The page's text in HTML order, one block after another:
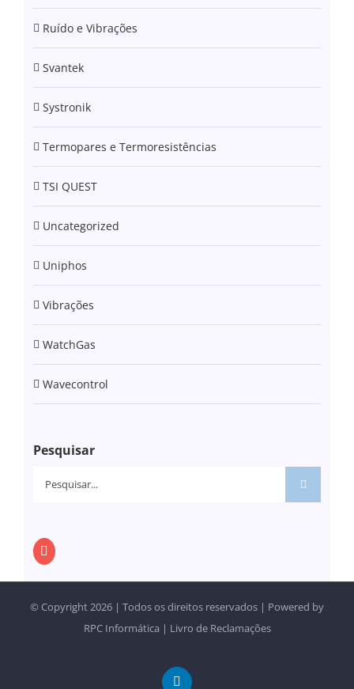
Ruído e Vibrações
Svantek
Systronik
Termopares e Termoresistências
TSI QUEST
Uncategorized
Uniphos
Vibrações
WatchGas
Wavecontrol
Pesquisar
Pesquisar
© Copyright2026 | Todos os direitos reservados | Powered by
RPC Informática | Livro de Reclamações